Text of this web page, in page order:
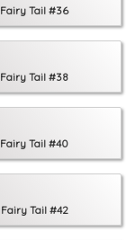
Fairy Tail #36
Fairy Tail #38
Fairy Tail #40
Fairy Tail #42